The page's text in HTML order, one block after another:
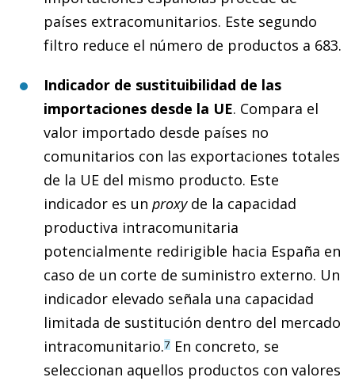
países extracomunitarios. Este segundo
filtro reduce el número de productos a 683.
Indicador de sustituibilidad de las
importaciones desde la UE. Compara el
valor importado desde países no
comunitarios con las exportaciones totales
de la UE del mismo producto. Este
indicador es un proxyde la capacidad
productiva intracomunitaria
potencialmente redirigible hacia España en
caso de un corte de suministro externo. Un
indicador elevado señala una capacidad
limitada de sustitución dentro del mercado
intracomunitario.7 En concreto, se
seleccionan aquellos productos con valores